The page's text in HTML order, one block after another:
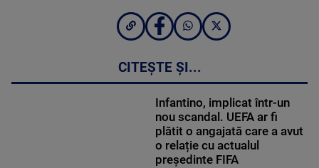
CITEȘTE ȘI...
Infantino, implicat într-un
nou scandal. UEFA ar fi
plătit o angajată care a avut
o relație cu actualul
președinte FIFA